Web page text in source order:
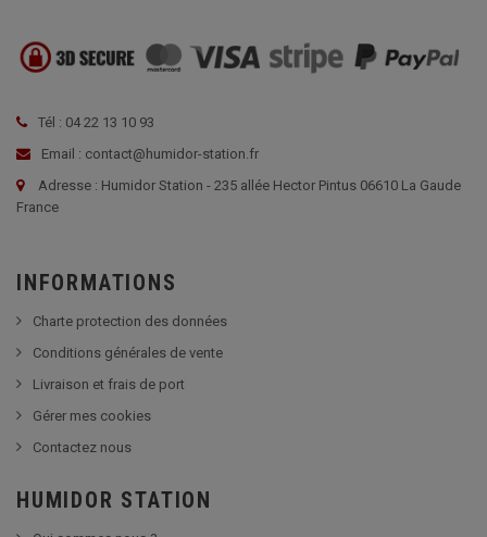
Tél : 04 22 13 10 93
Email : contact@humidor-station.fr
Adresse : Humidor Station - 235 allée Hector Pintus 06610 La Gaude
France
INFORMATIONS
Charte protection des données
Conditions générales de vente
Livraison et frais de port
Gérer mes cookies
Contactez nous
HUMIDOR STATION